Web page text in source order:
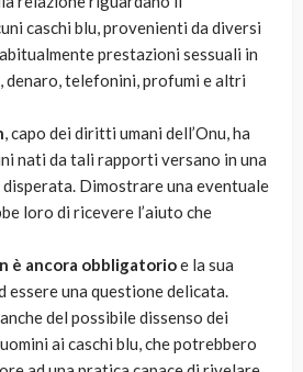
caschi blu, provenienti da diversi
prestazioni sessuali in
denaro, telefonini, profumi e altri
, capo dei diritti umani dell’Onu, ha
nati da tali rapporti versano in una
Dimostrare una eventuale
loro di ricevere l’aiuto che
è ancora obbligatorioe la sua
essere una questione delicata.
del possibile dissenso dei
ai caschi blu, che potrebbero